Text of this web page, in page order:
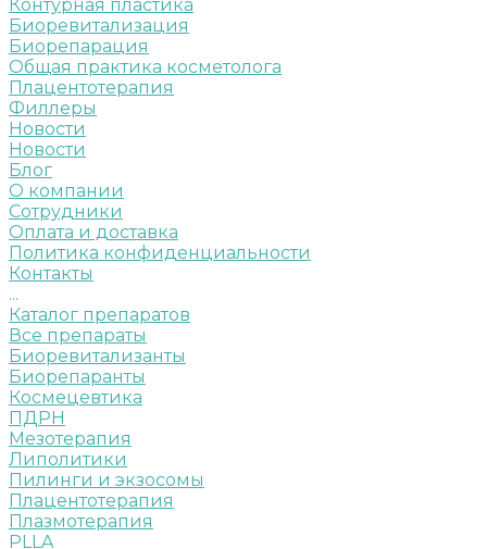
Контурная пластика
Биоревитализация
Биорепарация
Общая практика косметолога
Плацентотерапия
Филлеры
Новости
Новости
Блог
О компании
Сотрудники
Оплата и доставка
Политика конфиденциальности
Контакты
...
Каталог препаратов
Все препараты
Биоревитализанты
Биорепаранты
Космецевтика
ПДРН
Мезотерапия
Липолитики
Пилинги и экзосомы
Плацентотерапия
Плазмотерапия
PLLA